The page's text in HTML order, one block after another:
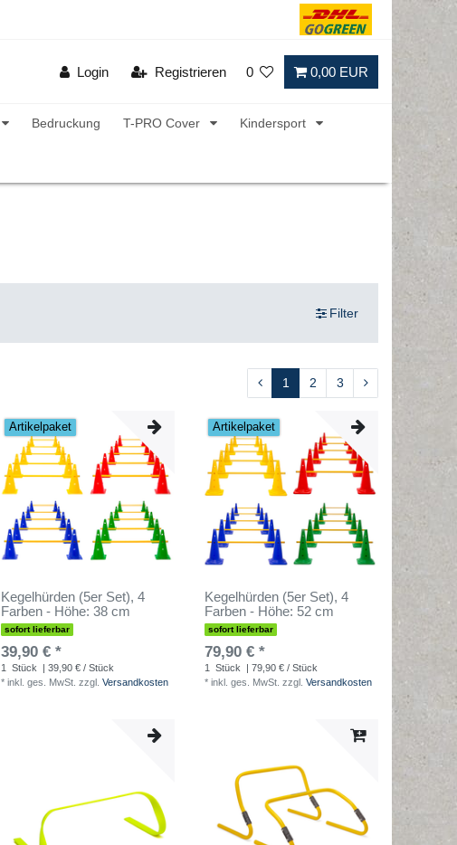
Login Registrieren 0 0,00 EUR
Bedruckung T-PRO Cover Kindersport
Filter
1 2 3
Artikelpaket
Kegelhürden (5er Set), 4
Farben - Höhe: 38 cm
sofort lieferbar
39,90 € *
1 Stück
| 39,90 € / Stück
* inkl. ges. MwSt. zzgl. Versandkosten
Artikelpaket
Kegelhürden (5er Set), 4
Farben - Höhe: 52 cm
sofort lieferbar
79,90 € *
1 Stück
| 79,90 € / Stück
* inkl. ges. MwSt. zzgl. Versandkosten